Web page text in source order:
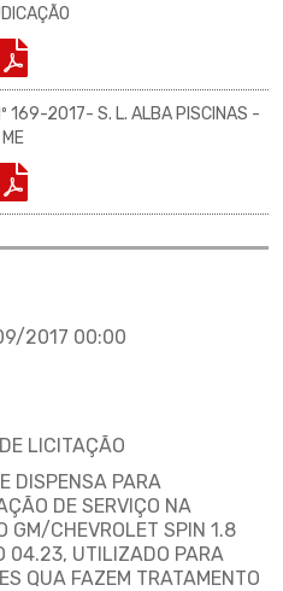
169-2017- S. L. ALBA PISCINAS -
ME
2017 00:00
LICITAÇÃO
DISPENSA PARA
DE SERVIÇO NA
GM/CHEVROLET SPIN 1.8
04.23, UTILIZADO PARA
QUA FAZEM TRATAMENTO